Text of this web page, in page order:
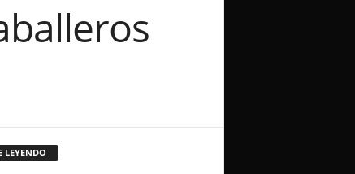
LEYENDO